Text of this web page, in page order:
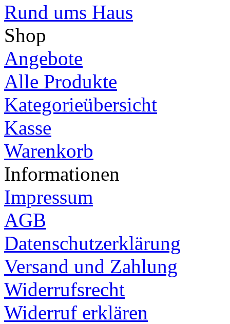
Rund ums Haus
Shop
Angebote
Alle Produkte
Kategorieübersicht
Kasse
Warenkorb
Informationen
Impressum
AGB
Datenschutzerklärung
Versand und Zahlung
Widerrufsrecht
Widerruf erklären